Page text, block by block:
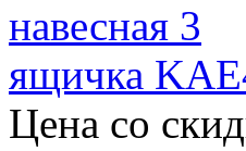
Цена со